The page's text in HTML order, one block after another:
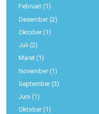
Februari (1)
Desember(2)
Oktober(1)
Juli (2)
Maret (1)
November(1)
September(3)
Juni (1)
Oktober(1)